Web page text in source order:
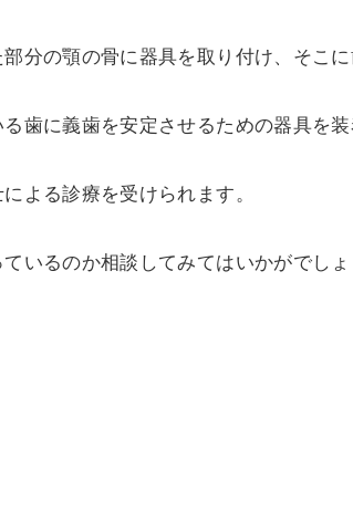
分の顎の骨に器具を取り付け、そこに
歯に義歯を安定させるための器具を装
よる診療を受けられます。
いるのか相談してみてはいかがでしょ